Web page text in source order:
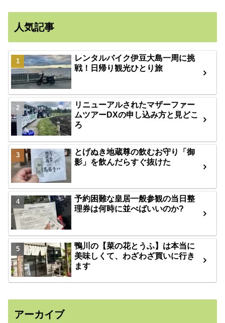
人気記事
レンタルバイク伊豆大島一周に挑
戦！日帰り観光ひとり旅
リニューアルされたマザーファー
ムツアーDXの申し込み方と見どこ
ろ
とげぬき地蔵尊の飲むお守り「御
影」を飲んだらすぐ抜けた
予約困難な皇居一般参観の当日整
理券は何時に並べばいいのか?
鴨川の【菜の花とうふ】は本当に
美味しくて、わざわざ買いに行き
ます
アーカイブ